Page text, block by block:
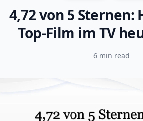
4,72 von 5
Top-Film im TV
6 min read